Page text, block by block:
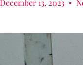
December 13, 2023